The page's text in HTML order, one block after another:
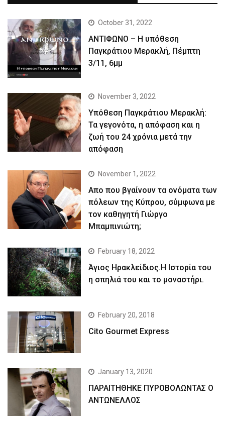
October 31, 2022
ΑΝΤΙΦΩΝΟ – Η υπόθεση
Παγκράτιου Μερακλή, Πέμπτη
3/11, 6μμ
November 3, 2022
Yπόθεση Παγκράτιου Μερακλή:
Τα γεγονότα, η απόφαση και η
ζωή του 24 χρόνια μετά την
απόφαση
November 1, 2022
Απο που βγαίνουν τα ονόματα των
πόλεων της Κύπρου, σύμφωνα με
τον καθηγητή Γιώργο
Μπαμπινιώτη;
February 18, 2022
Άγιος Ηρακλείδιος.Η Ιστορία του
η σπηλιά του και το μοναστήρι.
February 20, 2018
Cito Gourmet Express
January 13, 2020
ΠΑΡΑΙΤΗΘΗΚΕ ΠΥΡΟΒΟΛΩΝΤΑΣ Ο
ΑΝΤΩΝΕΛΛΟΣ